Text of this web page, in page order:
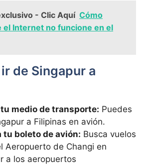
- Clic Aquí Cómo
el Internet no funcione en el
de Singapur a
tu medio de transporte: Puedes
a Filipinas en avión.
tu boleto de avión: Busca vuelos
Aeropuerto de Changi en
a los aeropuertos